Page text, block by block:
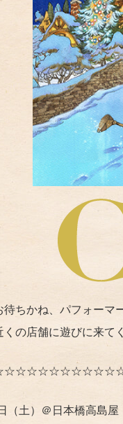
待ちかね、パフォーマ
くの店舗に遊びに来て
（土）＠日本橋高島屋